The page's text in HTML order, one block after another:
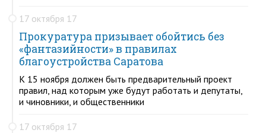
17 октября 17
Прокуратура призывает обойтись без
«фантазийности» в правилах
благоустройства Саратова
К 15 ноября должен быть предварительный проект
правил, над которым уже будут работать и депутаты,
и чиновники, и общественники
17 октября 17